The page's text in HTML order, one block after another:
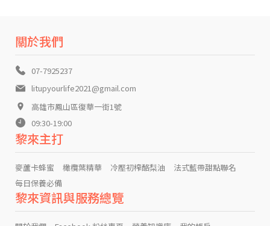
關於我們
07-7925237
litupyourlife2021@gmail.com
高雄市鳳山區復華一街1號
09:30-19:00
黎來主打
麥蘆卡蜂蜜 橄欖葉精華 冷壓初榨酪梨油
法式藍帶甜點聯名
每日保養必備
黎來資訊與服務總覽